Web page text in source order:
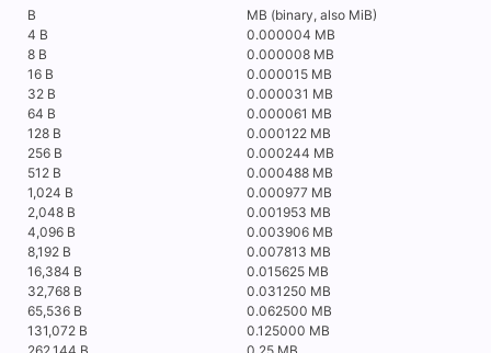
B
MB (binary, also MiB)
4 B
0.000004 MB
8 B
0.000008 MB
16 B
0.000015 MB
32 B
0.000031 MB
64 B
0.000061 MB
128 B
0.000122 MB
256 B
0.000244 MB
512 B
0.000488 MB
1,024 B
0.000977 MB
2,048 B
0.001953 MB
4,096 B
0.003906 MB
8,192 B
0.007813 MB
16,384 B
0.015625 MB
32,768 B
0.031250 MB
65,536 B
0.062500 MB
131,072 B
0.125000 MB